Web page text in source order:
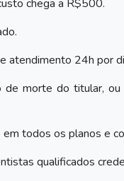
chega a R$500.
atendimento 24h por
de morte do titular,
todos os planos e
qualificados